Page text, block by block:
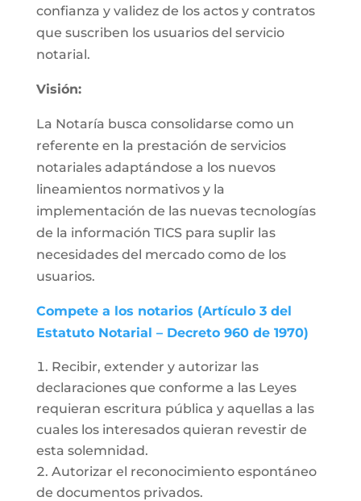
confianza y validez de los actos y contratos
que suscriben los usuarios del servicio
notarial.
Visión:
La Notaría busca consolidarse como un
referente en la prestación de servicios
notariales adaptándose a los nuevos
lineamientos normativos y la
implementación de las nuevas tecnologías
de la información TICS para suplir las
necesidades del mercado como de los
usuarios.
Compete a los notarios (Artículo 3 del
Estatuto Notarial – Decreto 960 de 1970)
Recibir, extender y autorizar las
declaraciones que conforme a las Leyes
requieran escritura pública y aquellas a las
cuales los interesados quieran revestir de
esta solemnidad.
Autorizar el reconocimiento espontáneo
de documentos privados.